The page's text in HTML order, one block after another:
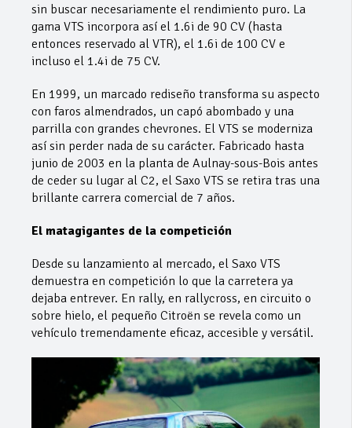
sin buscar necesariamente el rendimiento puro. La
gama VTS incorpora así el 1.6i de 90 CV (hasta
entonces reservado al VTR), el 1.6i de 100 CV e
incluso el 1.4i de 75 CV.
En 1999, un marcado rediseño transforma su aspecto
con faros almendrados, un capó abombado y una
parrilla con grandes chevrones. El VTS se moderniza
así sin perder nada de su carácter. Fabricado hasta
junio de 2003 en la planta de Aulnay-sous-Bois antes
de ceder su lugar al C2, el Saxo VTS se retira tras una
brillante carrera comercial de 7 años.
El matagigantes de la competición
Desde su lanzamiento al mercado, el Saxo VTS
demuestra en competición lo que la carretera ya
dejaba entrever. En rally, en rallycross, en circuito o
sobre hielo, el pequeño Citroën se revela como un
vehículo tremendamente eficaz, accesible y versátil.